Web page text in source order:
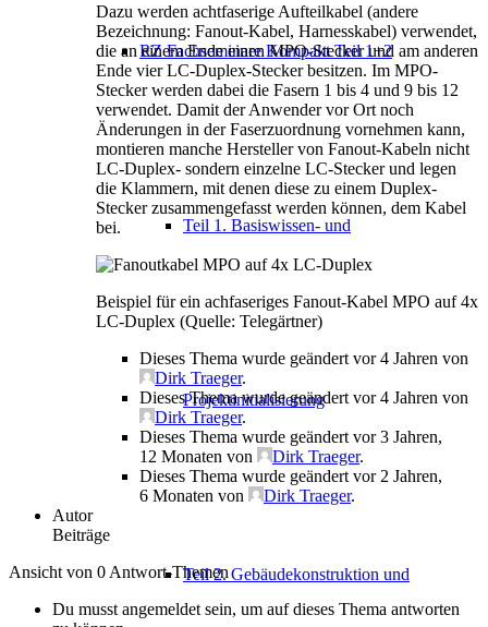
RZ Fachseminare Kompakt Teil 1+2
Teil 1. Basiswissen- und
Projektinitialisierung
Teil 2. Gebäudekonstruktion und
Dazu werden achtfaserige Aufteilkabel (andere
Bezeichnung: Fanout-Kabel, Harnesskabel) verwendet,
die an einem Ende einen MPO-Stecker und am anderen
Ende vier LC-Duplex-Stecker besitzen. Im MPO-
Stecker werden dabei die Fasern 1 bis 4 und 9 bis 12
verwendet. Damit der Anwender vor Ort noch
Änderungen in der Faserzuordnung vornehmen kann,
montieren manche Hersteller von Fanout-Kabeln nicht
LC-Duplex- sondern einzelne LC-Stecker und legen
die Klammern, mit denen diese zu einem Duplex-
Stecker zusammengefasst werden können, dem Kabel
bei.
Beispiel für ein achfaseriges Fanout-Kabel MPO auf 4x
LC-Duplex (Quelle: Telegärtner)
Dieses Thema wurde geändert vor 4 Jahren von
Dirk Traeger.
Dieses Thema wurde geändert vor 4 Jahren von
Dirk Traeger.
Dieses Thema wurde geändert vor 3 Jahren,
12 Monaten von
Dirk Traeger.
Dieses Thema wurde geändert vor 2 Jahren,
6 Monaten von
Dirk Traeger.
Autor
Beiträge
Ansicht von 0 Antwort-Themen
Du musst angemeldet sein, um auf dieses Thema antworten